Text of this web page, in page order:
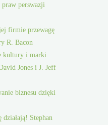
perswazji
firmie przewagę
R. Bacon
kultury i marki
Jones i J. Jeff
biznesu dzięki
Stephan